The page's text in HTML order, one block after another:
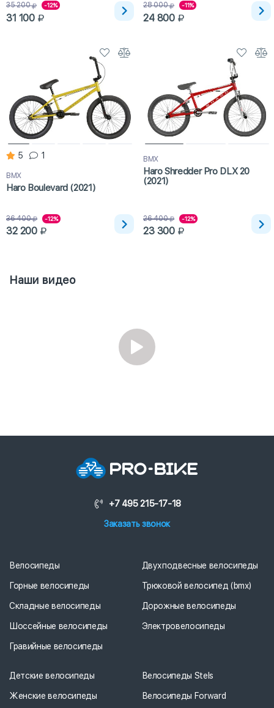
35 200 -12%
31 100
28 000 -11%
24 800
5 1
BMX
Haro Boulevard (2021)
36 400 -12%
32 200
BMX
Haro Shredder Pro DLX 20
(2021)
26 400 -12%
23 300
Наши видео
+7 495 215-17-18
Заказать звонок
Велосипеды
Горные велосипеды
Складные велосипеды
Шоссейные велосипеды
Гравийные велосипеды
Двухподвесные велосипеды
Трюковой велосипед (bmx)
Дорожные велосипеды
Электровелосипеды
Детские велосипеды
Женские велосипеды
Велосипеды Stels
Велосипеды Forward